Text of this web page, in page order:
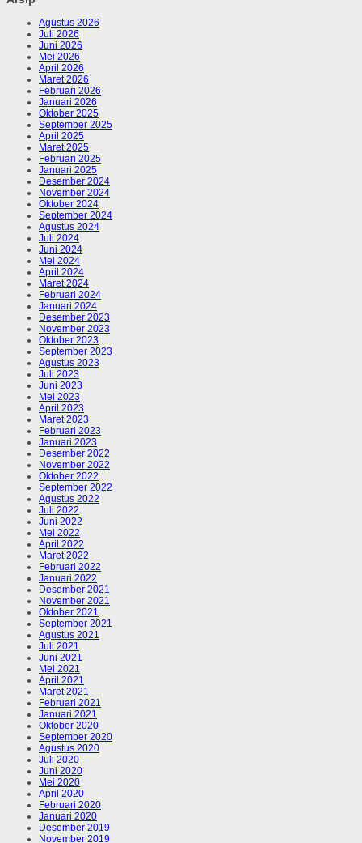
Agustus 2026
Juli 2026
Juni 2026
Mei 2026
April 2026
Maret 2026
Februari 2026
Januari 2026
Oktober 2025
September 2025
April 2025
Maret 2025
Februari 2025
Januari 2025
Desember 2024
November 2024
Oktober 2024
September 2024
Agustus 2024
Juli 2024
Juni 2024
Mei 2024
April 2024
Maret 2024
Februari 2024
Januari 2024
Desember 2023
November 2023
Oktober 2023
September 2023
Agustus 2023
Juli 2023
Juni 2023
Mei 2023
April 2023
Maret 2023
Februari 2023
Januari 2023
Desember 2022
November 2022
Oktober 2022
September 2022
Agustus 2022
Juli 2022
Juni 2022
Mei 2022
April 2022
Maret 2022
Februari 2022
Januari 2022
Desember 2021
November 2021
Oktober 2021
September 2021
Agustus 2021
Juli 2021
Juni 2021
Mei 2021
April 2021
Maret 2021
Februari 2021
Januari 2021
Oktober 2020
September 2020
Agustus 2020
Juli 2020
Juni 2020
Mei 2020
April 2020
Februari 2020
Januari 2020
Desember 2019
November 2019